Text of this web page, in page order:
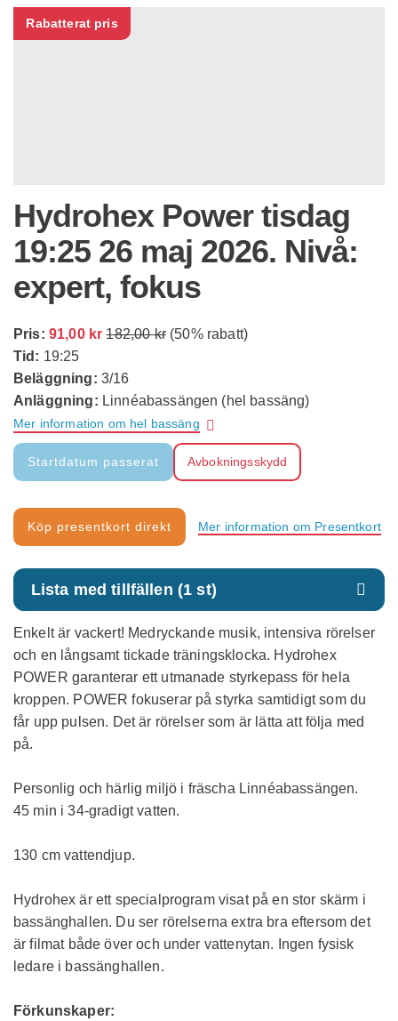
Rabatterat pris
Hydrohex Power tisdag
19:25 26 maj 2026. Nivå:
expert, fokus
Pris: 91,00 kr 182,00 kr (50% rabatt)
Tid: 19:25
Beläggning: 3/16
Anläggning: Linnéabassängen (hel bassäng)
Mer information om hel bassäng
Avbokningsskydd
Mer information om Presentkort
Lista med tillfällen (1 st)
Enkelt är vackert! Medryckande musik, intensiva rörelser
och en långsamt tickade träningsklocka. Hydrohex
POWER garanterar ett utmanade styrkepass för hela
kroppen. POWER fokuserar på styrka samtidigt som du
får upp pulsen. Det är rörelser som är lätta att följa med
på.
Personlig och härlig miljö i fräscha Linnéabassängen.
45 min i 34-gradigt vatten.
130 cm vattendjup.
Hydrohex är ett specialprogram visat på en stor skärm i
bassänghallen. Du ser rörelserna extra bra eftersom det
är filmat både över och under vattenytan. Ingen fysisk
ledare i bassänghallen.
Förkunskaper: